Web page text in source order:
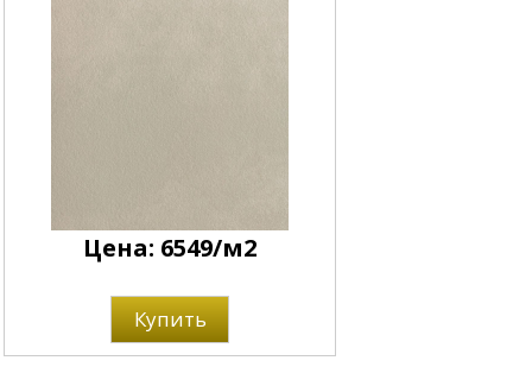
Цена: 6549/м2
Купить